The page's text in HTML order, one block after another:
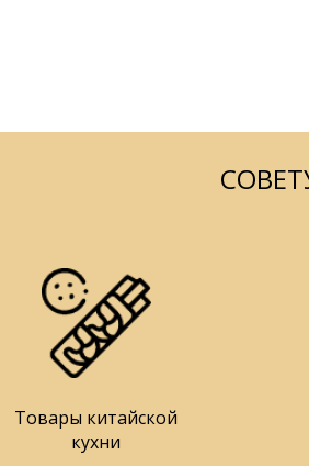
Товары китайской
кухни